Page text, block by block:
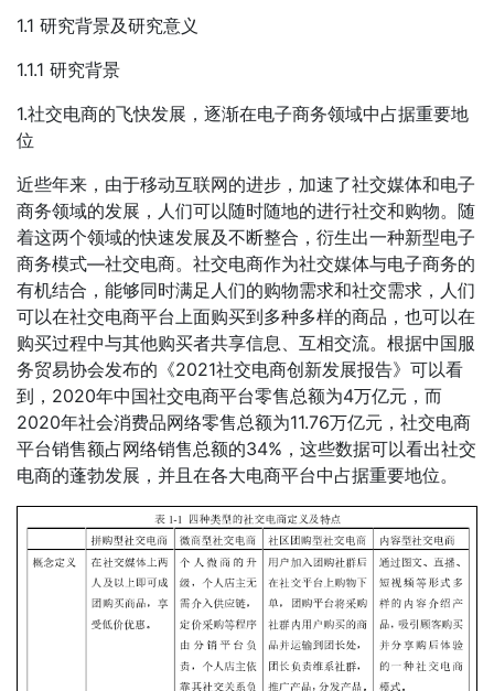
1.1 研究背景及研究意义
1.1.1 研究背景
1.社交电商的飞快发展，逐渐在电子商务领域中占据重要地
位
近些年来，由于移动互联网的进步，加速了社交媒体和电子
商务领域的发展，人们可以随时随地的进行社交和购物。随
着这两个领域的快速发展及不断整合，衍生出一种新型电子
商务模式—社交电商。社交电商作为社交媒体与电子商务的
有机结合，能够同时满足人们的购物需求和社交需求，人们
可以在社交电商平台上面购买到多种多样的商品，也可以在
购买过程中与其他购买者共享信息、互相交流。根据中国服
务贸易协会发布的《2021社交电商创新发展报告》可以看
到，2020年中国社交电商平台零售总额为4万亿元，而
2020年社会消费品网络零售总额为11.76万亿元，社交电商
平台销售额占网络销售总额的34%，这些数据可以看出社交
电商的蓬勃发展，并且在各大电商平台中占据重要地位。